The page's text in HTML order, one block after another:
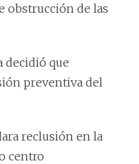
obstrucción de las
decidió que
preventiva del
reclusión en la
centro